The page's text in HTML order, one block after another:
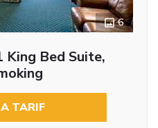
6
King Bed Suite,
TARIF